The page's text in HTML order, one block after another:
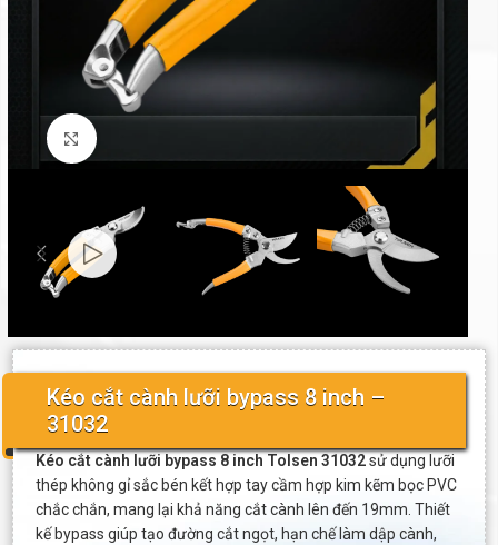
Click to enlarge
Kéo cắt cành lưỡi bypass 8 inch –
31032
Kéo cắt cành lưỡi bypass 8 inch Tolsen 31032sử dụng lưỡi
thép không gỉ sắc bén kết hợp tay cầm hợp kim kẽm bọc PVC
chắc chắn, mang lại khả năng cắt cành lên đến 19mm. Thiết
kế bypass giúp tạo đường cắt ngọt, hạn chế làm dập cành,